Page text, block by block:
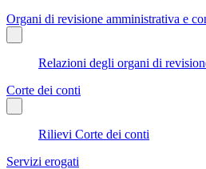
Organi di revisione amministrativa e
Relazioni degli organi di
Corte dei conti
Rilievi Corte dei conti
Servizi erogati